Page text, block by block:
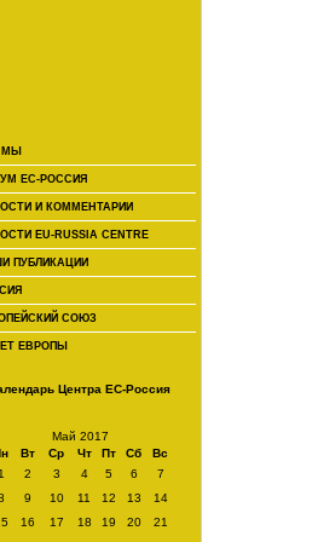
МЫ
ЕС-РОССИЯ
И КОММЕНТАРИИ
EU-RUSSIA CENTRE
ПУБЛИКАЦИИ
СОЮЗ
ЕВРОПЫ
Центра ЕС-Россия
Май 2017
Вт Ср Чт Пт Сб
Вс
2 3 4 5 6
7
9 10 11 12 13
14
16 17 18 19 20
21